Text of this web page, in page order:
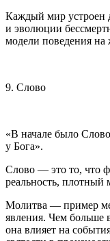
Каждый мир устроен
и эволюции
модели поведения
9. Слово
«В начале было
у Бога».
Слово — это то, что
реальность, плотный
Молитва — пример
явления. Чем больше
она влияет на